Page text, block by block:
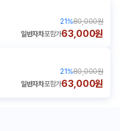
21 %80,000원
일반자차포함가63,000원
21 %80,000원
일반자차포함가63,000원